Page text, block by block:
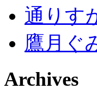
通りす
鷹月ぐ
Archives